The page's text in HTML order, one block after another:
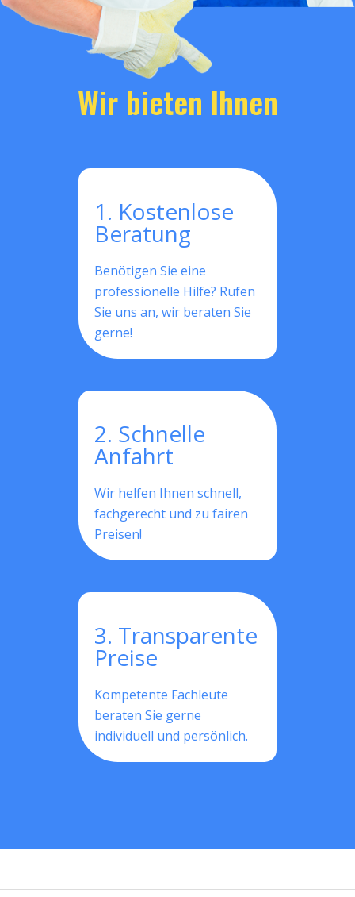
Wir bieten Ihnen
1. Kostenlose
Beratung
Benötigen Sie eine
professionelle Hilfe? Rufen
Sie uns an, wir beraten Sie
gerne!
2. Schnelle
Anfahrt
Wir helfen Ihnen schnell,
fachgerecht und zu fairen
Preisen!
3. Transparente
Preise
Kompetente Fachleute
beraten Sie gerne
individuell und persönlich.